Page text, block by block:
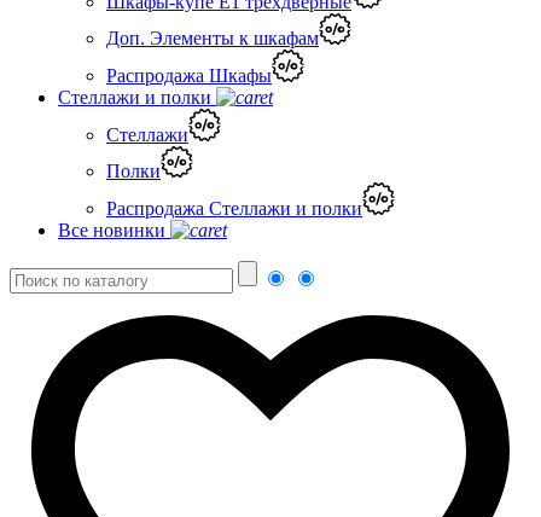
Доп. Элементы к шкафам
Распродажа Шкафы
Стеллажи и полки
Стеллажи
Полки
Распродажа Стеллажи и полки
Все новинки